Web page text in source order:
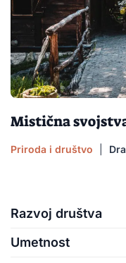
Razvoj društva
Umetnost
Mistična
Priroda i društvo